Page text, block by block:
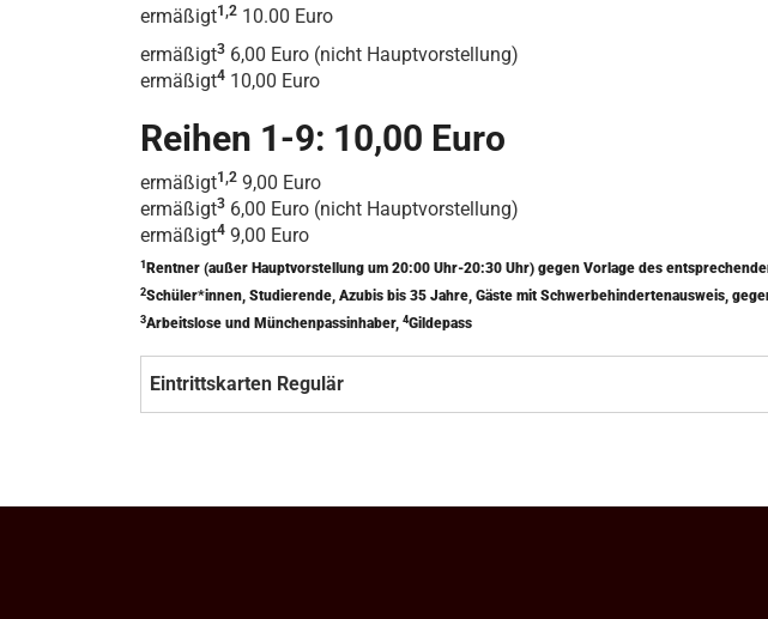
ermäßigt1,2 10.00 Euro
ermäßigt3 6,00 Euro (nicht Hauptvorstellung)
ermäßigt4 10,00 Euro
Reihen 1-9: 10,00 Euro
ermäßigt1,2 9,00 Euro
ermäßigt3 6,00 Euro (nicht Hauptvorstellung)
ermäßigt4 9,00 Euro
1 Rentner (außer Hauptvorstellung um 20:00 Uhr-20:30 Uhr) gegen Vorlage des
2Schüler*innen, Studierende, Azubis bis 35 Jahre, Gäste mit Schwerbehindertenausweis,
3Arbeitslose und Münchenpassinhaber, 4Gildepass
Eintrittskarten Regulär